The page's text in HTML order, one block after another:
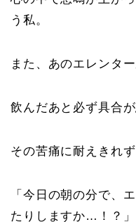
う私。
また、あのエレンタ
飲んだあと必ず具合
その苦痛に耐えきれず
「今日の朝の分で、
たりしますか…！？」